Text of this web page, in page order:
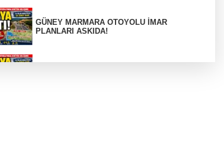
GÜNEY MARMARA OTOYOLU İMAR
PLANLARI ASKIDA!